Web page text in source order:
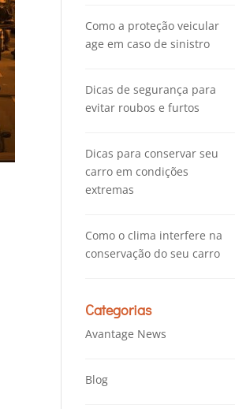
Como a proteção veicular
age em caso de sinistro
Dicas de segurança para
evitar roubos e furtos
Dicas para conservar seu
carro em condições
extremas
Como o clima interfere na
conservação do seu carro
Categorias
Avantage News
Blog